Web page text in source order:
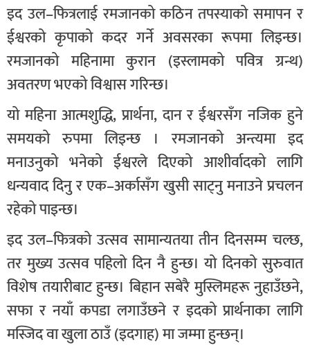
इद उल–फित्रलाई रमजानको कठिन तपस्याको समापन र
ईश्वरको कृपाको कदर गर्ने अवसरका रूपमा लिइन्छ।
रमजानको महिनामा कुरान (इस्लामको पवित्र ग्रन्थ)
अवतरण भएको विश्वास गरिन्छ।
यो महिना आत्मशुद्धि, प्रार्थना, दान र ईश्वरसँग नजिक हुने
समयको रुपमा लिइन्छ । रमजानको अन्त्यमा इद
मनाउनुको भनेको ईश्वरले दिएको आशीर्वादको लागि
धन्यवाद दिनु र एक–अर्कासँग खुसी साट्नु मनाउने प्रचलन
रहेको पाइन्छ।
इद उल–फित्रको उत्सव सामान्यतया तीन दिनसम्म चल्छ,
तर मुख्य उत्सव पहिलो दिन नै हुन्छ। यो दिनको सुरुवात
विशेष तयारीबाट हुन्छ। बिहान सबेरै मुस्लिमहरू नुहाउँछने,
सफा र नयाँ कपडा लगाउँछने र इदको प्रार्थनाका लागि
मस्जिद वा खुला ठाउँ (इदगाह) मा जम्मा हुन्छन्।